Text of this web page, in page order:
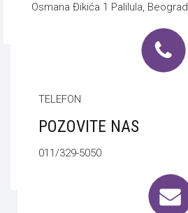
Osmana Đikića 1 Palilula, Beograd
TELEFON
POZOVITE NAS
011/329-5050